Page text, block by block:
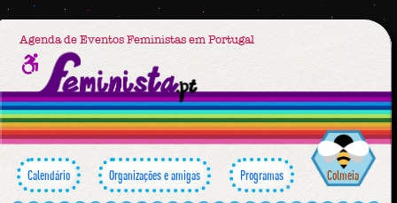
Agenda de Eventos Feministas em Portugal
Calendário Organizações e amigas Programas Colmeia